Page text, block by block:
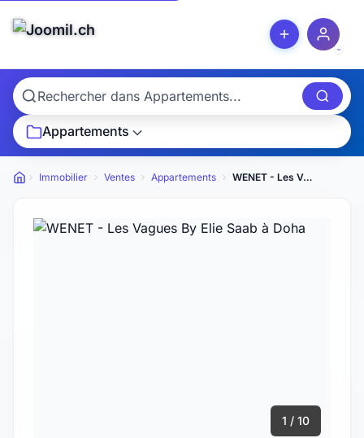
Appartements
Petites annonces
Immobilier Ventes Appartements WENET - Les Vagues By Elie Saab
1 / 10